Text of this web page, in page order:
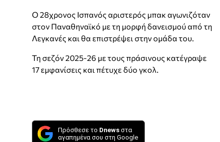
Ο 28χρονος Ισπανός αριστερός μπακ αγωνιζόταν
στον Παναθηναϊκό με τη μορφή δανεισμού από τη
Λεγκανές και θα επιστρέψει στην ομάδα του.
Τη σεζόν 2025-26 με τους πράσινους κατέγραψε
17 εμφανίσεις και πέτυχε δύο γκολ.
Πρόσθεσε το Dnews στα
αγαπημένα σου στη Google